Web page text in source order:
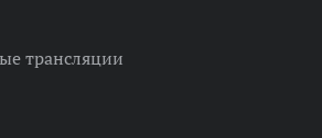
трансляции